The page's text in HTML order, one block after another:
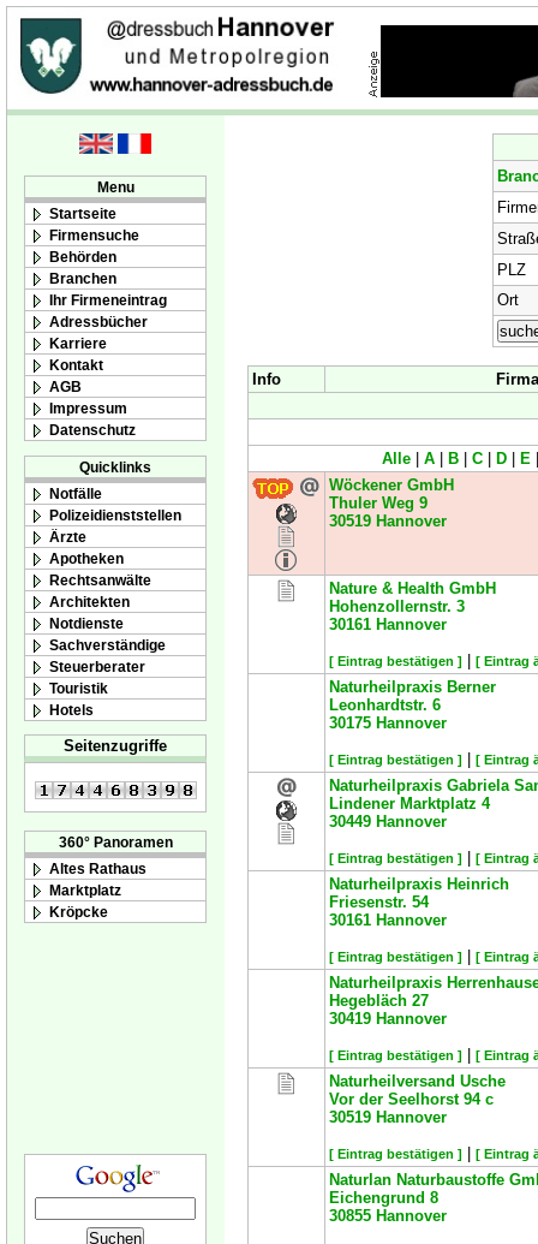
Menu
Startseite
Firmensuche
Behörden
Branchen
Ihr Firmeneintrag
Adressbücher
Karriere
Kontakt
AGB
Impressum
Datenschutz
Quicklinks
Notfälle
Polizeidienststellen
Ärzte
Apotheken
Rechtsanwälte
Architekten
Notdienste
Sachverständige
Steuerberater
Touristik
Hotels
Seitenzugriffe
360° Panoramen
Altes Rathaus
Marktplatz
Kröpcke
PLZ
Ort
Info Firma
Alle A B C D E
Wöckener GmbH
Thuler Weg 9
30519 Hannover
Nature & Health GmbH
Hohenzollernstr. 3
30161 Hannover
[ Eintrag bestätigen ] [ Eintrag
Naturheilpraxis Berner
Leonhardtstr. 6
30175 Hannover
[ Eintrag bestätigen ] [ Eintrag
Naturheilpraxis Gabriela
Lindener Marktplatz 4
30449 Hannover
[ Eintrag bestätigen ] [ Eintrag
Naturheilpraxis Heinrich
Friesenstr. 54
30161 Hannover
[ Eintrag bestätigen ] [ Eintrag
Naturheilpraxis
Hegebläch 27
30419 Hannover
[ Eintrag bestätigen ] [ Eintrag
Naturheilversand Usche
Vor der Seelhorst 94 c
30519 Hannover
[ Eintrag bestätigen ] [ Eintrag
Naturlan Naturbaustoffe
Eichengrund 8
30855 Hannover